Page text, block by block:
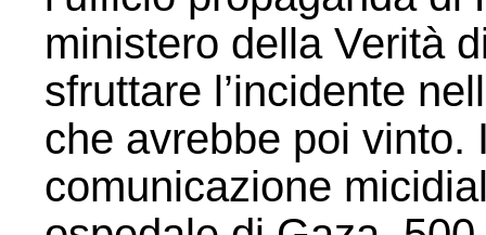
ministero della Verità
sfruttare l’incidente
che avrebbe poi vinto.
comunicazione